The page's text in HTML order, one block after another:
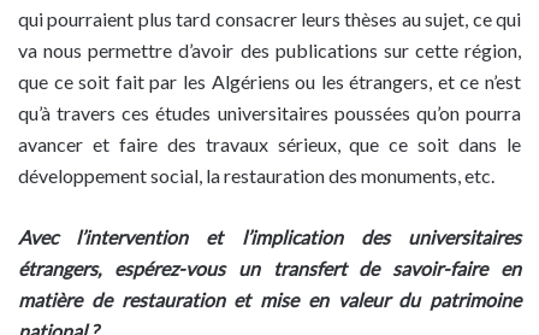
qui pourraient plus tard consacrer leurs thèses au sujet, ce qui
va nous permettre d’avoir des publications sur cette région,
que ce soit fait par les Algériens ou les étrangers, et ce n’est
qu’à travers ces études universitaires poussées qu’on pourra
avancer et faire des travaux sérieux, que ce soit dans le
développement social, la restauration des monuments, etc.
Avec l’intervention et l’implication des universitaires
étrangers, espérez-vous un transfert de savoir-faire en
matière de restauration et mise en valeur du patrimoine